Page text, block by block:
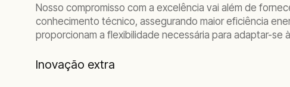
Nosso compromisso com a excelência vai além de
conhecimento técnico, assegurando maior eficiência
proporcionam a flexibilidade necessária para adaptar-se
Inovação extra